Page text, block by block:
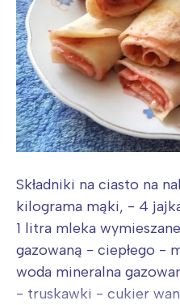
Składniki na ciasto na
kilograma mąki, - 4
1 litra mleka
gazowaną - ciepłego -
woda mineralna
- truskawki - cukier
Interesują
tego
Warszawa
Trójmiasto
Poznań
Wrocław